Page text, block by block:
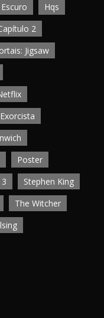
Hqs
2
Jigsaw
Poster
Stephen King
The Witcher